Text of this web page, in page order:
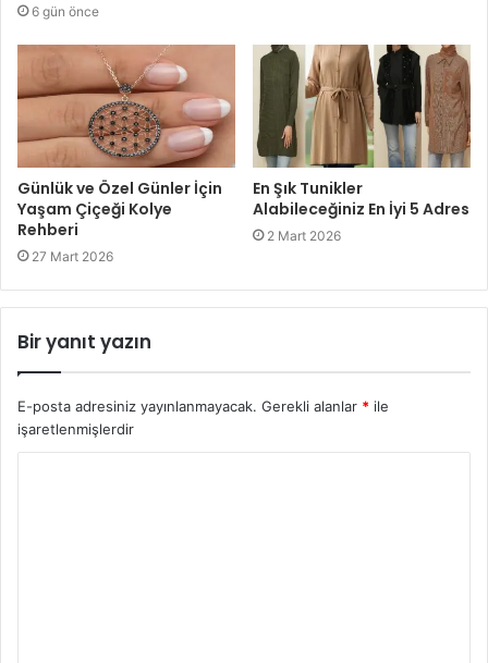
6 gün önce
Günlük ve Özel Günler İçin
Yaşam Çiçeği Kolye
Rehberi
27 Mart 2026
En Şık Tunikler
Alabileceğiniz En İyi 5 Adres
2 Mart 2026
Bir yanıt yazın
E-posta adresiniz yayınlanmayacak. Gerekli alanlar * ile
işaretlenmişlerdir